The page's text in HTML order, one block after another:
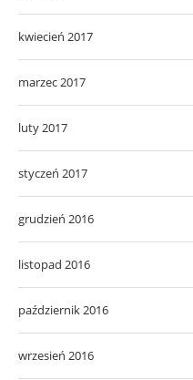
kwiecień 2017
marzec 2017
luty 2017
styczeń 2017
grudzień 2016
listopad 2016
październik 2016
wrzesień 2016